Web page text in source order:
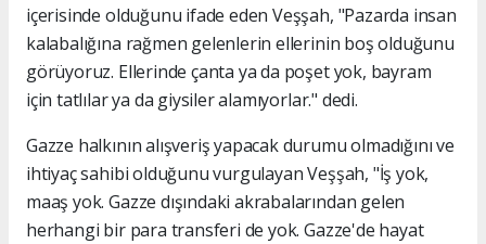
içerisinde olduğunu ifade eden Veşşah, "Pazarda insan
kalabalığına rağmen gelenlerin ellerinin boş olduğunu
görüyoruz. Ellerinde çanta ya da poşet yok, bayram
için tatlılar ya da giysiler alamıyorlar." dedi.
Gazze halkının alışveriş yapacak durumu olmadığını ve
ihtiyaç sahibi olduğunu vurgulayan Veşşah, "İş yok,
maaş yok. Gazze dışındaki akrabalarından gelen
herhangi bir para transferi de yok. Gazze'de hayat